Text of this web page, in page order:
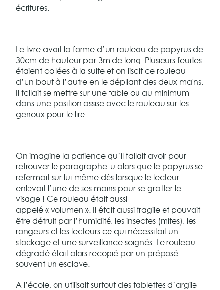
écritures.
Le livre avait la forme d’un rouleau de papyrus de
30cm de hauteur par 3m de long. Plusieurs feuilles
étaient collées à la suite et on lisait ce rouleau
d’un bout à l’autre en le dépliant des deux mains.
Il fallait se mettre sur une table ou au minimum
dans une position assise avec le rouleau sur les
genoux pour le lire.
On imagine la patience qu’il fallait avoir pour
retrouver le paragraphe lu alors que le papyrus se
refermait sur lui-même dès lorsque le lecteur
enlevait l’une de ses mains pour se gratter le
visage ! Ce rouleau était aussi
appelé « volumen ». Il était aussi fragile et pouvait
être détruit par l’humidité, les insectes (mites), les
rongeurs et les lecteurs ce qui nécessitait un
stockage et une surveillance soignés. Le rouleau
dégradé était alors recopié par un préposé
souvent un esclave.
A l’école, on utilisait surtout des tablettes d’argile